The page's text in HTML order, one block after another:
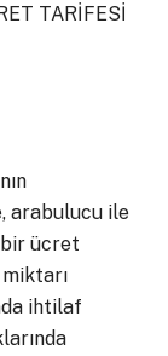
TARİFESİ
arabulucu ile
bir ücret
ihtilaf